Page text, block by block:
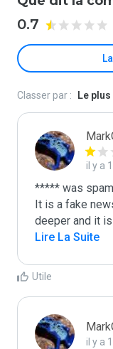
0.7
Classer par : Le
il y a
***** was
It is a fake
deeper and it
Lire La Suite
Utile
il y a